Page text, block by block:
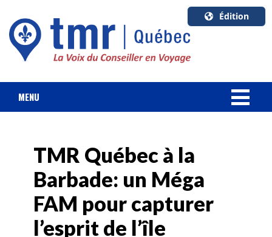
Édition
U.S.A.
English
Canada
Français
MENU
FORFAIT VACANCES
CROISIÈRES
HOTELS & RESORTS
TMR Québec à la
Barbade: un Méga
FAM pour capturer
l’esprit de l’île